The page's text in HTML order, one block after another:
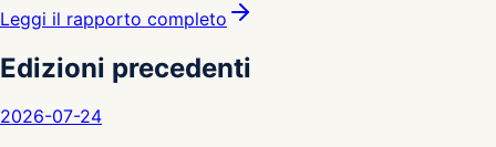
Leggi il rapporto completo
Edizioni precedenti
2026-07-24